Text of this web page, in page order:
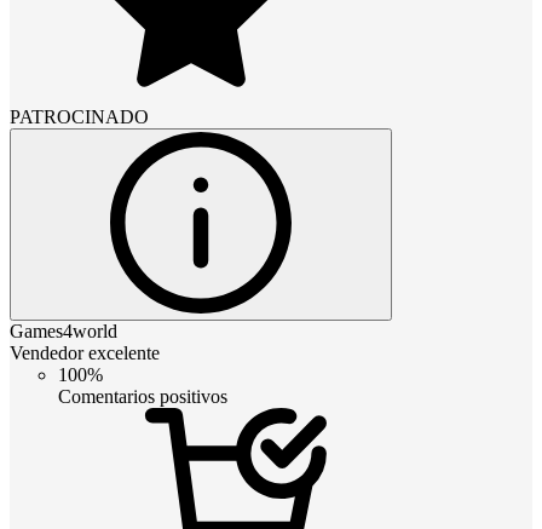
PATROCINADO
Games4world
Vendedor excelente
100%
Comentarios positivos